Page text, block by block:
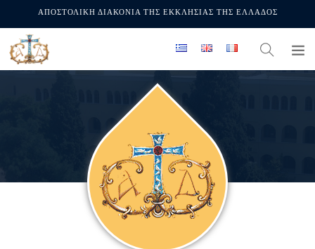
ΑΠΟΣΤΟΛΙΚΗ ΔΙΑΚΟΝΙΑ ΤΗΣ ΕΚΚΛΗΣΙΑΣ ΤΗΣ ΕΛΛΑΔΟΣ